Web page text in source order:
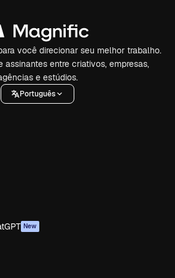
você direcionar seu melhor trabalho.
assinantes entre criativos, empresas,
e estúdios.
Português
New